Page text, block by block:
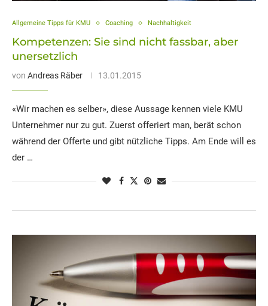
Allgemeine Tipps für KMU Coaching Nachhaltigkeit
Kompetenzen: Sie sind nicht fassbar, aber
unersetzlich
von Andreas Räber 13.01.2015
«Wir machen es selber», diese Aussage kennen viele KMU
Unternehmer nur zu gut. Zuerst offeriert man, berät schon
während der Offerte und gibt nützliche Tipps. Am Ende will es
der …